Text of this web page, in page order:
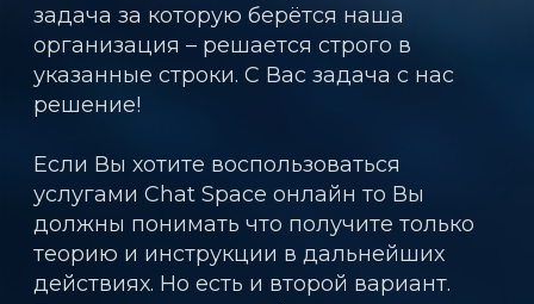
задача за которую берётся наша
организация – решается строго в
указанные строки. С Вас задача с нас
решение!
Если Вы хотите воспользоваться
услугами Chat Space онлайн то Вы
должны понимать что получите только
теорию и инструкции в дальнейших
действиях. Но есть и второй вариант.